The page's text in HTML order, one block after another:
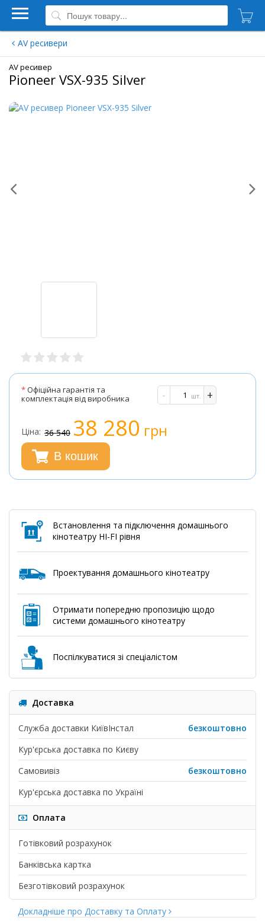
AV ресивери
AV ресивер
Pioneer VSX-935 Silver
*Офіційна гарантія та
комплектація від виробника
- +
шт.
Ціна: 36 540 38 280 грн
В кошик
Встановлення та підключення домашнього
кінотеатру HI-FI рівня
Проектування домашнього кінотеатру
Отримати попередню пропозицію щодо
системи домашнього кінотеатру
Поспілкуватися зі спеціалістом
Доставка
Служба доставки КиївІнстал
безкоштовно
Кур'єрська доставка по Києву
Самовивіз
безкоштовно
Кур'єрська доставка по Україні
Оплата
Готівковий розрахунок
Банківська картка
Безготівковий розрахунок
Докладніше про Доставку та Оплату